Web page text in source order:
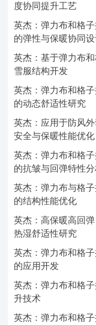
度协同提升工艺
英杰：弹力布和格
的弹性与保暖协同
英杰：基于弹力布
雪服结构开发
英杰：弹力布和格
的动态舒适性研究
英杰：应用于防风
安全与保暖性能优化
英杰：弹力布和格
的抗皱与回弹特性
英杰：弹力布与格
的结构性能优化
英杰：高保暖高回
热湿舒适性研究
英杰：弹力布和格
的应用开发
英杰：弹力布和格
升技术
英杰：弹力布和格